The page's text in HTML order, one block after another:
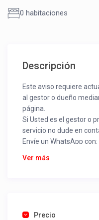
0 habitaciones
Descripción
Este aviso requiere
al gestor o dueño
página.
Si Usted es el gestor o
servicio no dude en
Envíe un WhatsApp con:
Nombre alojamiento
Una foto de cuenta
Ver más
Precio